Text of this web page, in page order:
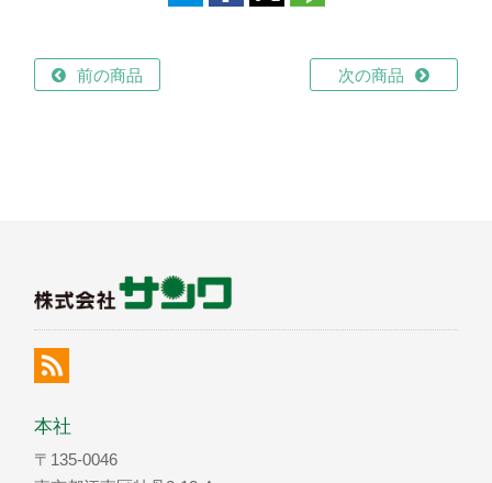
前の商品 次の商品
本社
〒135-0046